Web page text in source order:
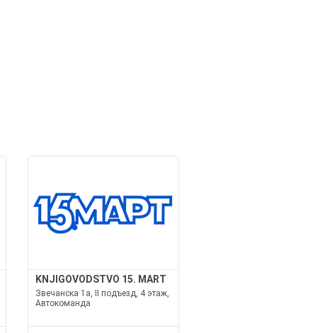
KNJIGOVODSTVO 15. MART
Звечанска 1а, II подъезд, 4 этаж,
Автокоманда